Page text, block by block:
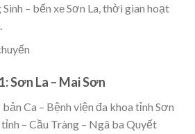
– bến xe Sơn La, thời gian hoạt
Sơn La – Mai Sơn
Ca – Bệnh viện đa khoa tỉnh Sơn
– Cầu Tràng – Ngã ba Quyết